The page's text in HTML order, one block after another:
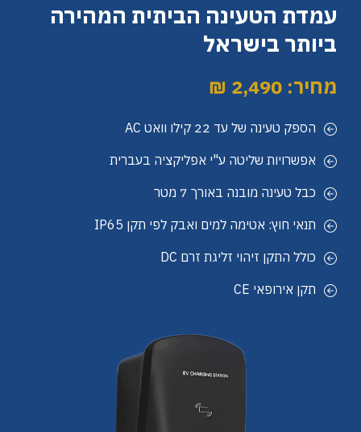
עמדת הטעינה הביתית המהירה
ביותר בישראל
מחיר: 2,490 ₪
הספק טעינה של עד 22 קילו וואט AC
אפשרויות שליטה ע"י אפליקציה בעברית
כבל טעינה מובנה באורך 7 מטר
תנאי חוץ: אטימה למים ואבק לפי תקן IP65
כולל התקן זיהוי זליגת זרם DC
תקן אירופאי CE